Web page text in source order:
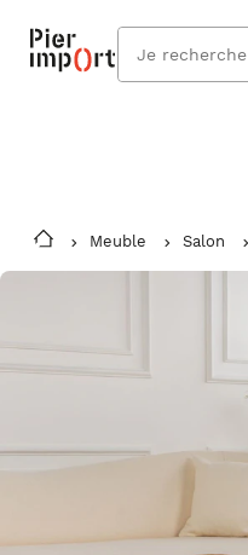
Vous êtes absent ? Pier
et vous livre à votre retour.
cherchez
vous ?
Meuble Salon